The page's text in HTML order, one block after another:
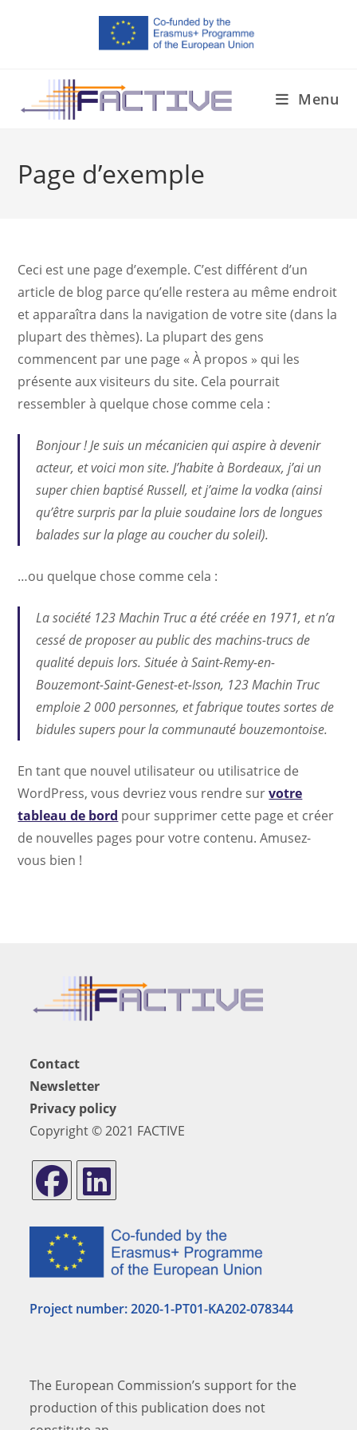
Menu
Page d’exemple
Ceci est une page d’exemple. C’est différent d’un
article de blog parce qu’elle restera au même endroit
et apparaîtra dans la navigation de votre site (dans la
plupart des thèmes). La plupart des gens
commencent par une page « À propos » qui les
présente aux visiteurs du site. Cela pourrait
ressembler à quelque chose comme cela :
Bonjour ! Je suis un mécanicien qui aspire à devenir
acteur, et voici mon site. J’habite à Bordeaux, j’ai un
super chien baptisé Russell, et j’aime la vodka (ainsi
qu’être surpris par la pluie soudaine lors de longues
balades sur la plage au coucher du soleil).
…ou quelque chose comme cela :
La société 123 Machin Truc a été créée en 1971, et n’a
cessé de proposer au public des machins-trucs de
qualité depuis lors. Située à Saint-Remy-en-
Bouzemont-Saint-Genest-et-Isson, 123 Machin Truc
emploie 2 000 personnes, et fabrique toutes sortes de
bidules supers pour la communauté bouzemontoise.
En tant que nouvel utilisateur ou utilisatrice de
WordPress, vous devriez vous rendre survotre
tableau de bord pour supprimer cette page et créer
de nouvelles pages pour votre contenu. Amusez-
vous bien !
Contact
Newsletter
Privacy policy
Copyright © 2021 FACTIVE
Project number: 2020-1-PT01-KA202-078344
The European Commission’s support for the
production of this publication does not